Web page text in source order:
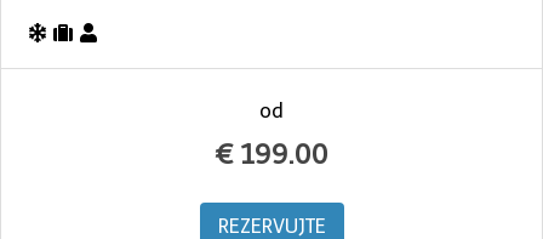
od
€ 199.00
REZERVUJTE